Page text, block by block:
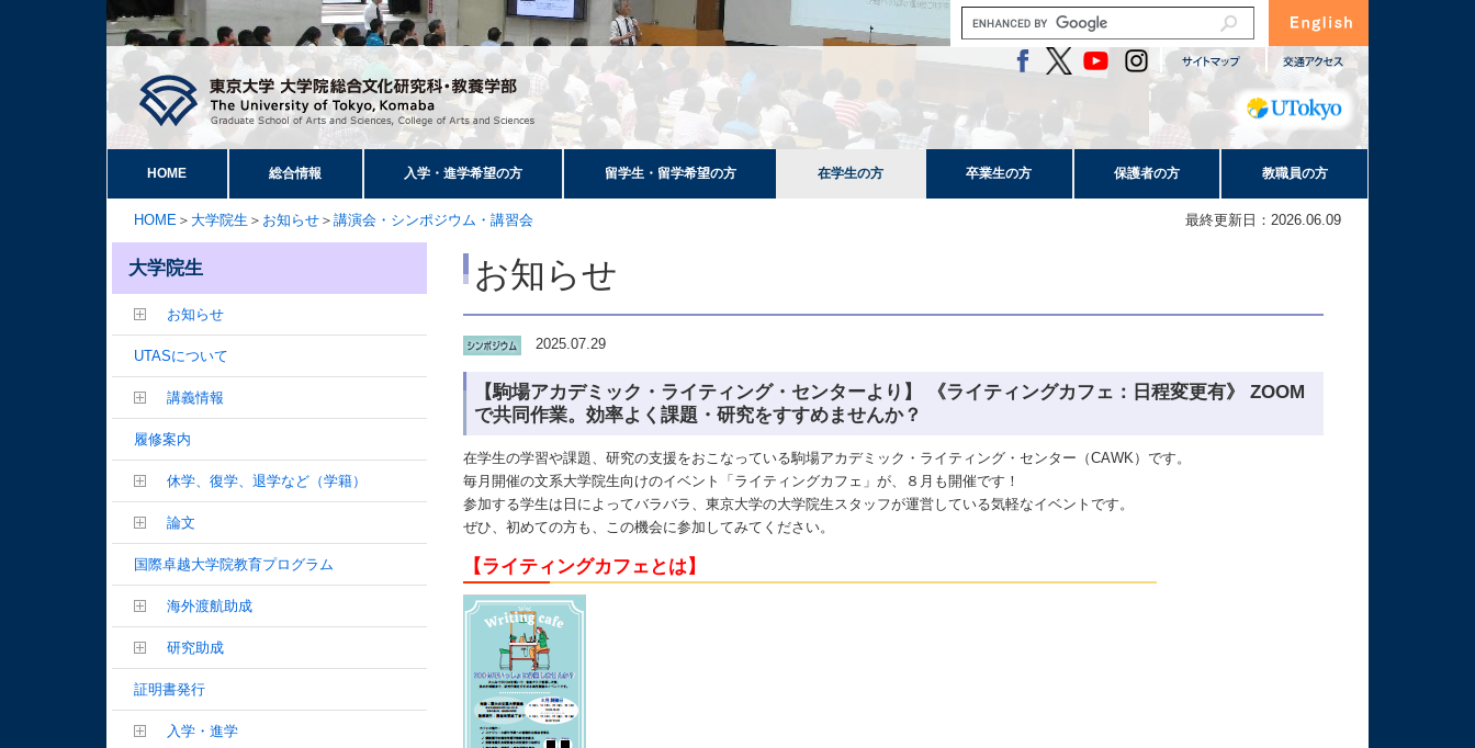
HOME 総合情報 入学・進学希望の方 留学生・留学希望の方 在学生の方 卒業生の方 保護者の方 教職員の方
HOME ＞ 大学院生 ＞ お知らせ ＞ 講演会・シンポジウム・講習会 最終更新日：2026.06.09
お知らせ
2025.07.29
【駒場アカデミック・ライティング・センターより】 《ライティングカフェ：日程変更有》 ZOOM
で共同作業。効率よく課題・研究をすすめませんか？
在学生の学習や課題、研究の支援をおこなっている駒場アカデミック・ライティング・センター（CAWK）です。
毎月開催の文系大学院生向けのイベント「ライティングカフェ」が、８月も開催です！
参加する学生は日によってバラバラ、東京大学の大学院生スタッフが運営している気軽なイベントです。
ぜひ、初めての方も、この機会に参加してみてください。
【ライティングカフェとは】
大学院生
お知らせ
UTASについて
講義情報
履修案内
休学、復学、退学など（学籍）
論文
国際卓越大学院教育プログラム
海外渡航助成
研究助成
証明書発行
入学・進学